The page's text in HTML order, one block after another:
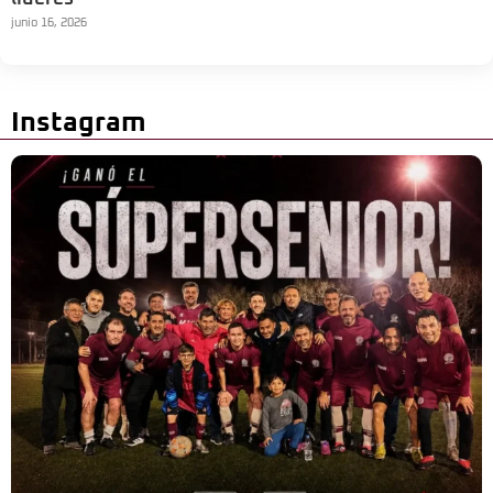
junio 16, 2026
Instagram